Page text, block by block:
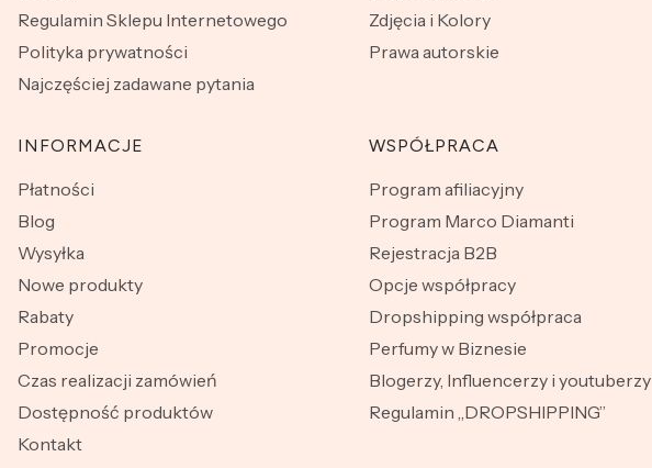
Regulamin Sklepu Internetowego
Polityka prywatności
Najczęściej zadawane pytania
Zdjęcia i Kolory
Prawa autorskie
INFORMACJE
Płatności
Blog
Wysyłka
Nowe produkty
Rabaty
Promocje
Czas realizacji zamówień
Dostępność produktów
Kontakt
WSPÓŁPRACA
Program afiliacyjny
Program Marco Diamanti
Rejestracja B2B
Opcje współpracy
Dropshipping współpraca
Perfumy w Biznesie
Blogerzy, Influencerzy i youtuberzy
Regulamin „DROPSHIPPING”